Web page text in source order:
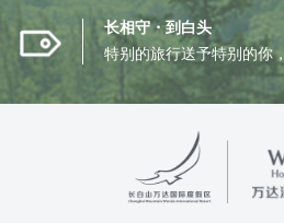
长相守・到白头
特别的旅行送予特别的你